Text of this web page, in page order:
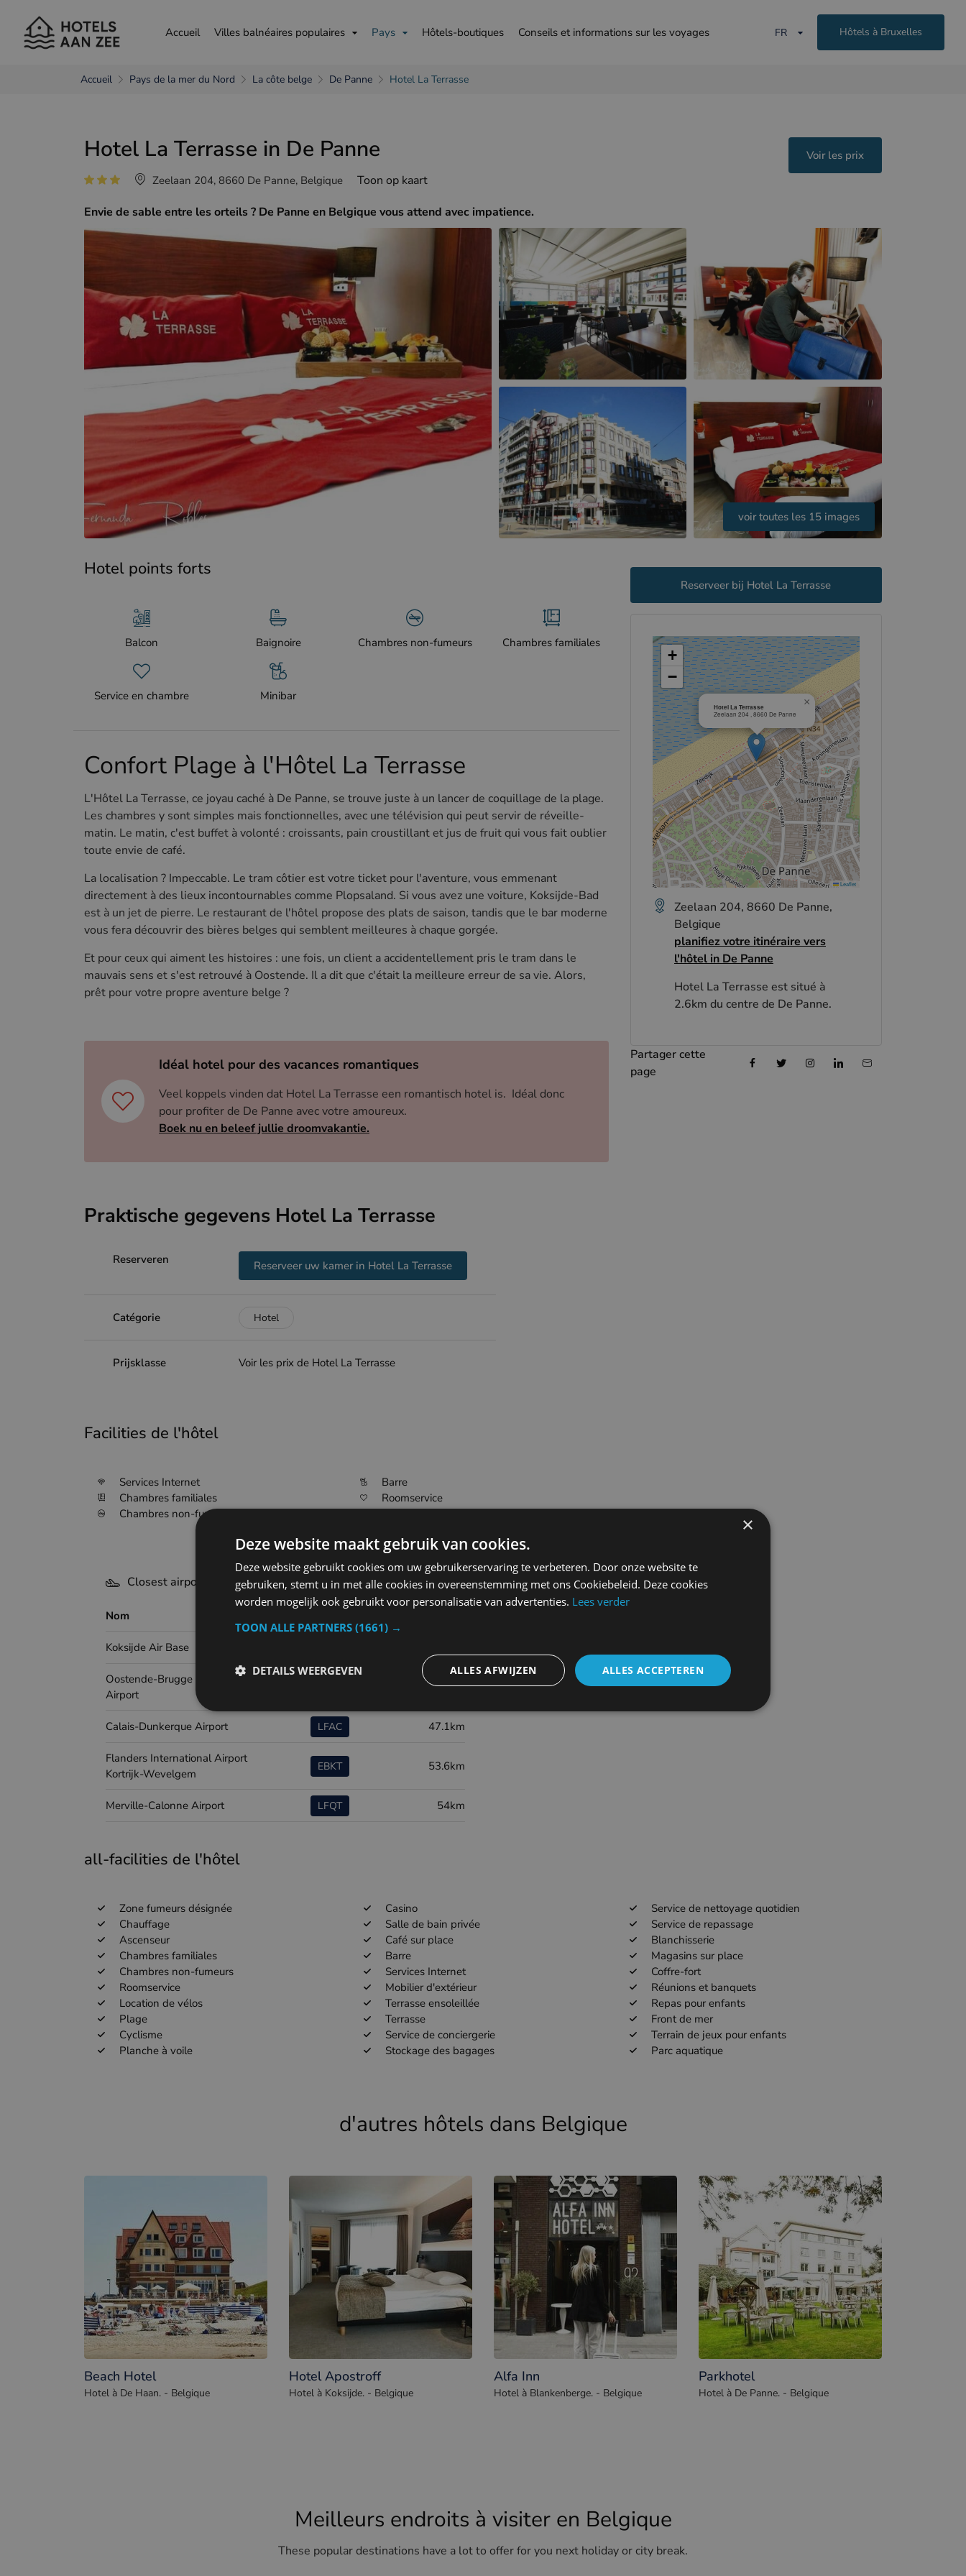
Accueil Villes balnéaires populaires Pays Hôtels-boutiques Conseils et informations sur les voyages FR
Nederlands Français
Hôtels à Bruxelles
Accueil Pays de la mer du Nord La côte belge De Panne Hotel La Terrasse
Hotel La Terrasse in De Panne
Zeelaan 204, 8660 De Panne, Belgique Toon op kaart
Voir les prix
Envie de sable entre les orteils ? De Panne en Belgique vous attend avec impatience.
voir toutes les 15 images
Hotel points forts
Balcon Baignoire Chambres non-fumeurs Chambres familiales
Service en chambre Minibar
Confort Plage à l'Hôtel La Terrasse
L'Hôtel La Terrasse, ce joyau caché à De Panne, se trouve juste à un lancer de coquillage de la plage.
Les chambres y sont simples mais fonctionnelles, avec une télévision qui peut servir de réveille-
matin. Le matin, c'est buffet à volonté : croissants, pain croustillant et jus de fruit qui vous fait oublier
toute envie de café.
La localisation ? Impeccable. Le tram côtier est votre ticket pour l'aventure, vous emmenant
directement à des lieux incontournables comme Plopsaland. Si vous avez une voiture, Koksijde-Bad
est à un jet de pierre. Le restaurant de l'hôtel propose des plats de saison, tandis que le bar moderne
vous fera découvrir des bières belges qui semblent meilleures à chaque gorgée.
Et pour ceux qui aiment les histoires : une fois, un client a accidentellement pris le tram dans le
mauvais sens et s'est retrouvé à Oostende. Il a dit que c'était la meilleure erreur de sa vie. Alors,
prêt pour votre propre aventure belge ?
Idéal hotel pour des vacances romantiques
Veel koppels vinden dat Hotel La Terrasse een romantisch hotel is. Idéal donc
pour profiter de De Panne avec votre amoureux.
Boek nu en beleef jullie droomvakantie.
Praktische gegevens Hotel La Terrasse
Reserveren Reserveer uw kamer in Hotel La Terrasse
Catégorie Hotel
Prijsklasse Voir les prix de Hotel La Terrasse
Facilities de l'hôtel
Services Internet
Chambres familiales
Chambres non-fumeurs
Barre
Roomservice
Front de mer
Reserveer bij Hotel La Terrasse
Hotel La Terrasse
Zeelaan 204 , 8660 De Panne
×
+
−
Leaflet
Zeelaan 204, 8660 De Panne,
Belgique
planifiez votre itinéraire vers
l'hôtel in De Panne
Hotel La Terrasse est situé à
2.6km du centre de De Panne.
Partager cette
page
Closest airports - De Panne
Nom
Koksijde Air Base
Oostende-Brugge International
Airport
22.6km
Calais-Dunkerque Airport LFAC 47.1km
Flanders International Airport
Kortrijk-Wevelgem
EBKT 53.6km
Merville-Calonne Airport LFQT 54km
all-facilities de l'hôtel
Zone fumeurs désignée
Chauffage
Ascenseur
Chambres familiales
Chambres non-fumeurs
Roomservice
Location de vélos
Plage
Cyclisme
Planche à voile
Casino
Salle de bain privée
Café sur place
Barre
Services Internet
Mobilier d'extérieur
Terrasse ensoleillée
Terrasse
Service de conciergerie
Stockage des bagages
Service de nettoyage quotidien
Service de repassage
Blanchisserie
Magasins sur place
Coffre-fort
Réunions et banquets
Repas pour enfants
Front de mer
Terrain de jeux pour enfants
Parc aquatique
d'autres hôtels dans Belgique
Beach Hotel
Hotel à De Haan. - Belgique
Hotel Apostroff
Hotel à Koksijde. - Belgique
Alfa Inn
Hotel à Blankenberge. - Belgique
Parkhotel
Hotel à De Panne. - Belgique
Meilleurs endroits à visiter en Belgique
These popular destinations have a lot to offer for you next holiday or city break.
×
Deze website maakt gebruik van cookies.
Deze website gebruikt cookies om uw gebruikerservaring te verbeteren. Door onze website te
gebruiken, stemt u in met alle cookies in overeenstemming met ons Cookiebeleid. Deze cookies
worden mogelijk ook gebruikt voor personalisatie van advertenties. Lees verder
TOON ALLE PARTNERS (1661) →
ALLES ACCEPTEREN
ALLES AFWIJZEN
DETAILS WEERGEVEN